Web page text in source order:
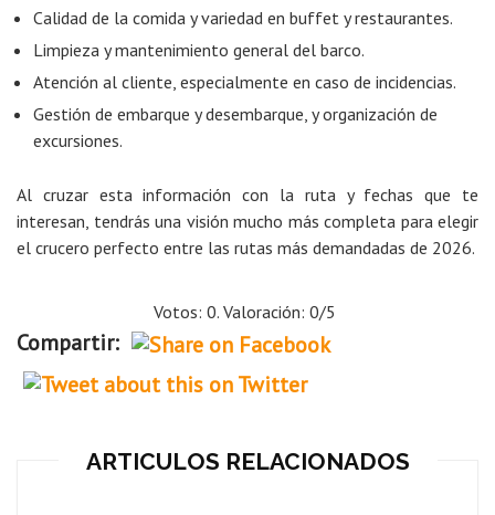
Calidad de la comida y variedad en buffet y restaurantes.
Limpieza y mantenimiento general del barco.
Atención al cliente, especialmente en caso de incidencias.
Gestión de embarque y desembarque, y organización de
excursiones.
Al cruzar esta información con la ruta y fechas que te
interesan, tendrás una visión mucho más completa para elegir
el crucero perfecto entre las rutas más demandadas de 2026.
Votos: 0. Valoración: 0/5
Compartir:
ARTICULOS RELACIONADOS